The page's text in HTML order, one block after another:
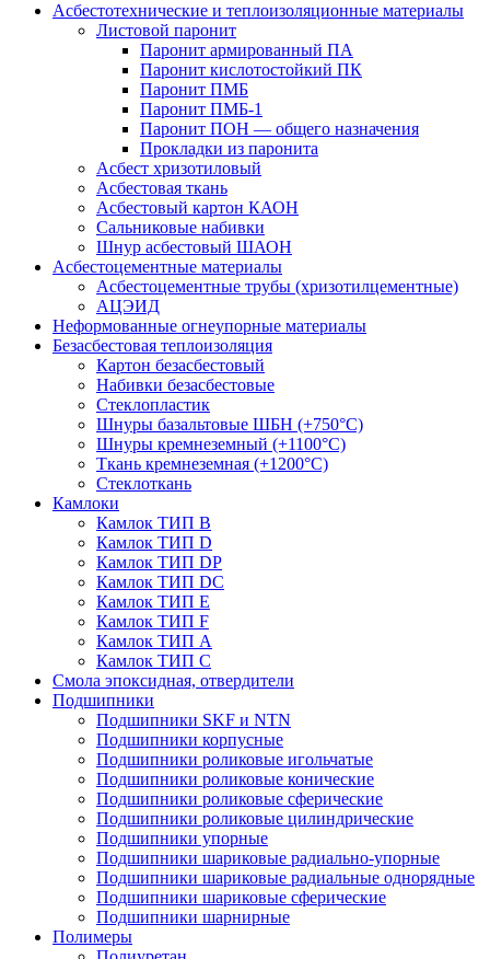
Асбестотехнические и теплоизоляционные материалы
Листовой паронит
Паронит армированный ПА
Паронит кислотостойкий ПК
Паронит ПМБ
Паронит ПМБ-1
Паронит ПОН — общего назначения
Прокладки из паронита
Асбест хризотиловый
Асбестовая ткань
Асбестовый картон КАОН
Сальниковые набивки
Шнур асбестовый ШАОН
Асбестоцементные материалы
Асбестоцементные трубы (хризотилцементные)
АЦЭИД
Неформованные огнеупорные материалы
Безасбестовая теплоизоляция
Картон безасбестовый
Набивки безасбестовые
Стеклопластик
Шнуры базальтовые ШБН (+750°С)
Шнуры кремнеземный (+1100°С)
Ткань кремнеземная (+1200°С)
Стеклоткань
Камлоки
Камлок ТИП B
Камлок ТИП D
Камлок ТИП DP
Камлок ТИП DС
Камлок ТИП E
Камлок ТИП F
Камлок ТИП А
Камлок ТИП С
Смола эпоксидная, отвердители
Подшипники
Подшипники SKF и NTN
Подшипники корпусные
Подшипники роликовые игольчатые
Подшипники роликовые конические
Подшипники роликовые сферические
Подшипники роликовые цилиндрические
Подшипники упорные
Подшипники шариковые радиально-упорные
Подшипники шариковые радиальные однорядные
Подшипники шариковые сферические
Подшипники шарнирные
Полимеры